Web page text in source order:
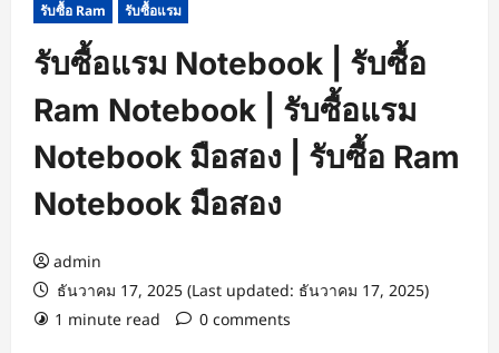
รับซื้อ Ram รับซื้อแรม
รับซื้อแรม Notebook | รับซื้อ
Ram Notebook | รับซื้อแรม
Notebook มือสอง | รับซื้อ Ram
Notebook มือสอง
admin
ธันวาคม 17, 2025 (Last updated: ธันวาคม 17, 2025)
1 minute read
0 comments